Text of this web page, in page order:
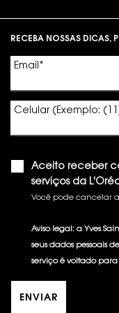
RECEBA NOSSAS DICAS,
Email *
Celular (Exemplo:
Aceito receber
serviços da
Você pode cancelar
Aviso legal: a Yves
seus dados pessoais
serviço é voltado para
ENVIAR